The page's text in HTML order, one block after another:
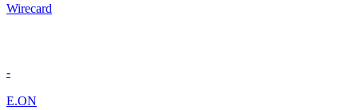
Wirecard
-
E.ON